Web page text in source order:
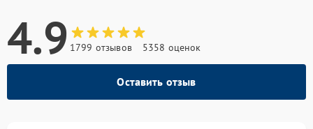
4.9 1799 отзывов 5358 оценок
Оставить отзыв